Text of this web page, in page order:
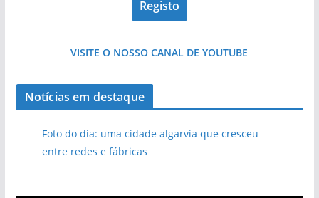
VISITE O NOSSO CANAL DE YOUTUBE
Notícias em destaque
Foto do dia: uma cidade algarvia que cresceu
entre redes e fábricas